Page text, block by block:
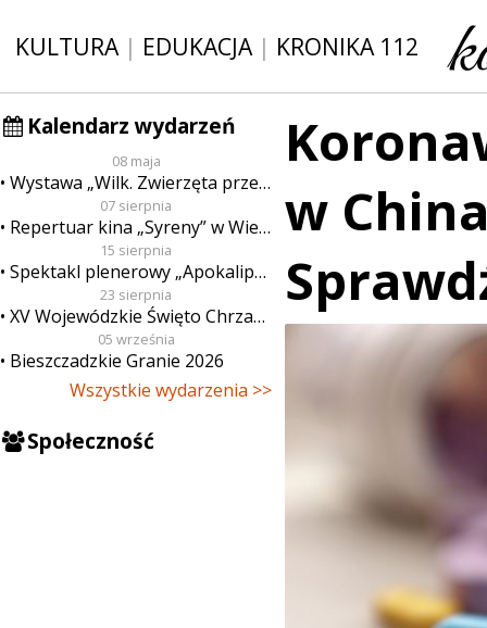
KULTURA| EDUKACJA| KRONIKA 112
Kalendarz wydarzeń
08 maja
Wystawa „Wilk. Zwierzęta przeklęte”
07 sierpnia
Repertuar kina „Syreny” w Wieluniu w dn. od 7 do 13 sierpnia
15 sierpnia
Spektakl plenerowy „Apokalipsa”
23 sierpnia
XV Wojewódzkie Święto Chrzanu
05 września
Bieszczadzkie Granie 2026
Wszystkie wydarzenia >>
Społeczność
w